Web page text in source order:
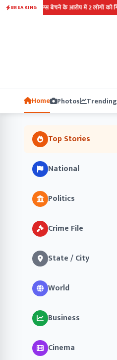
BREAKING
के आरोप में 2 लोगों को गिरफ़्तार किया...........
Home Photos Trending
Top Stories
National
Politics
Crime File
State / City
World
Business
Cinema